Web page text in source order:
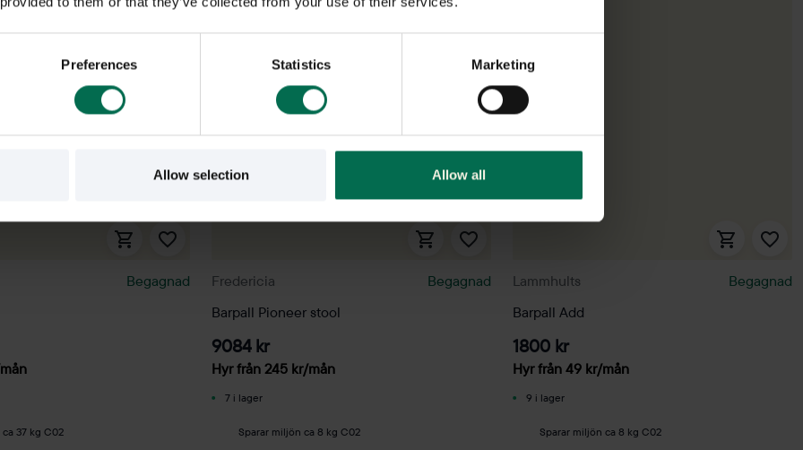
Preferences Statistics Marketing
Allow selection Allow all
Begagnad
37 kg C02
Fredericia
Begagnad
Barpall Pioneer stool
9084 kr
Hyr från 245 kr/mån
7 i lager
Sparar miljön ca 8 kg C02
Lammhults
Begagnad
Barpall Add
1800 kr
Hyr från 49 kr/mån
9 i lager
Sparar miljön ca 8 kg C02